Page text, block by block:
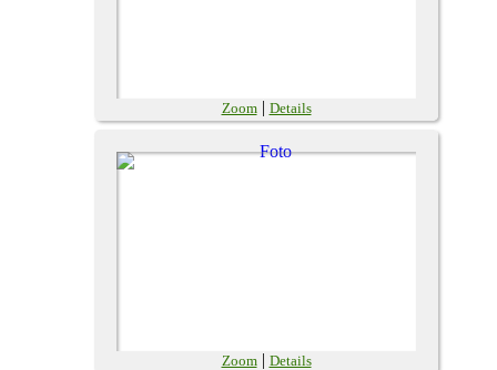
Zoom| Details
Zoom| Details